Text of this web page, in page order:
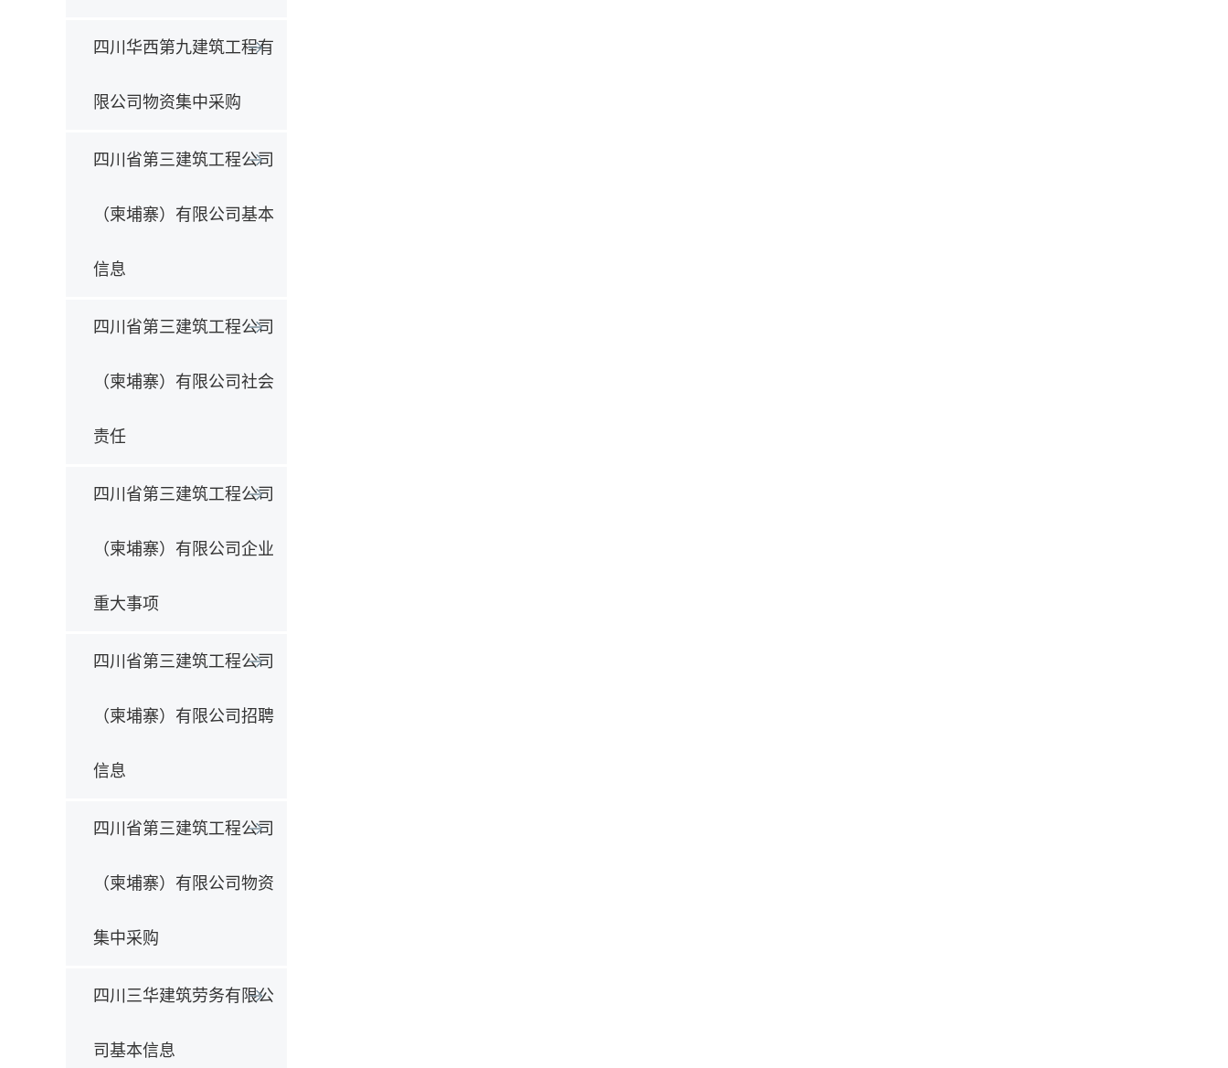
四川华西第九建筑工程有
限公司物资集中采购
四川省第三建筑工程公司
（柬埔寨）有限公司基本
信息
四川省第三建筑工程公司
（柬埔寨）有限公司社会
责任
四川省第三建筑工程公司
（柬埔寨）有限公司企业
重大事项
四川省第三建筑工程公司
（柬埔寨）有限公司招聘
信息
四川省第三建筑工程公司
（柬埔寨）有限公司物资
集中采购
四川三华建筑劳务有限公
司基本信息